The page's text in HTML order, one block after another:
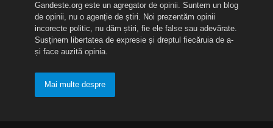
Gandeste.org este un agregator de opinii. Suntem un blog
de opinii, nu o agenție de știri. Noi prezentăm opinii
incorecte politic, nu dăm știri, fie ele false sau adevărate.
Susținem libertatea de expresie și dreptul fiecăruia de a-
și face auzită opinia.
Mai multe despre